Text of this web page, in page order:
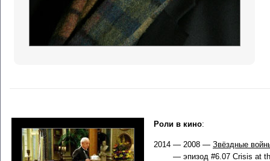
Роли в кино:
2014 — 2008 — Звёздные
— эпизод #6.07 Crisis at